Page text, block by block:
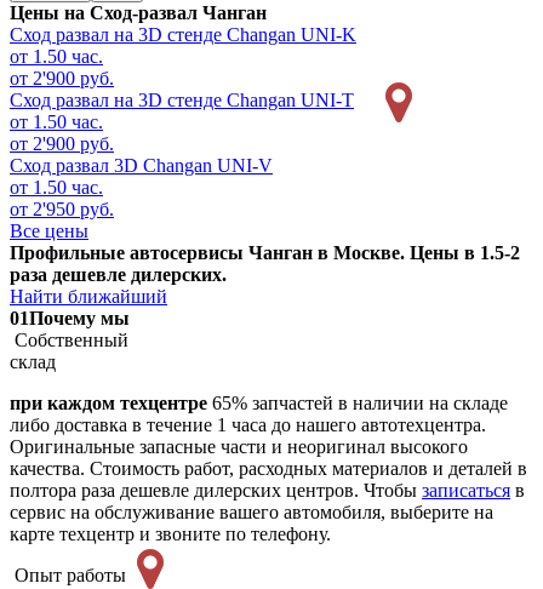
Цены на Сход-развал Чанган
Сход развал на 3D стенде Changan UNI-K
от 1.50 час.
от 2'900 руб.
Сход развал на 3D стенде Changan UNI-T
от 1.50 час.
от 2'900 руб.
Сход развал 3D Changan UNI-V
от 1.50 час.
от 2'950 руб.
Все цены
Профильные автосервисы Чанган в Москве. Цены в 1.5-2
раза дешевле дилерских.
Найти ближайший
01Почему мы
Собственный
склад
при каждом техцентре 65% запчастей в наличии на складе
либо доставка в течение 1 часа до нашего автотехцентра.
Оригинальные запасные части и неоригинал высокого
качества. Стоимость работ, расходных материалов и деталей в
полтора раза дешевле дилерских центров. Чтобы записаться в
сервис на обслуживание вашего автомобиля, выберите на
карте техцентр и звоните по телефону.
Опыт работы